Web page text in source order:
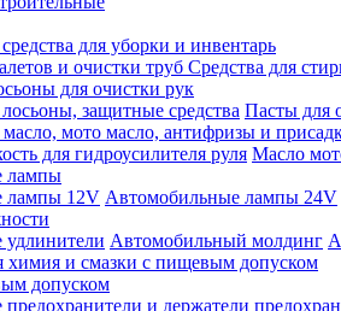
для уборки и инвентарь
и очистки труб Средства для
для очистки рук
защитные средства Пасты для
мото масло, антифризы и
для гидроусилителя руля Масло
лампы
лампы 12V Автомобильные лампы 24V
Автомобильный молдинг
химия и смазки с пищевым допуском
допуском
и держатели